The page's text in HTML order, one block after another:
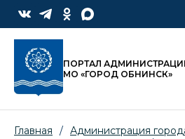
ПОРТАЛ
МО «ГОРОД ОБНИНСК»
Главная / Администрация